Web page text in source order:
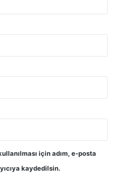
için adım, e-posta
kaydedilsin.